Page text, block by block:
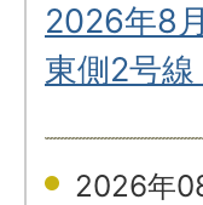
2026年8
東側2号
2026年